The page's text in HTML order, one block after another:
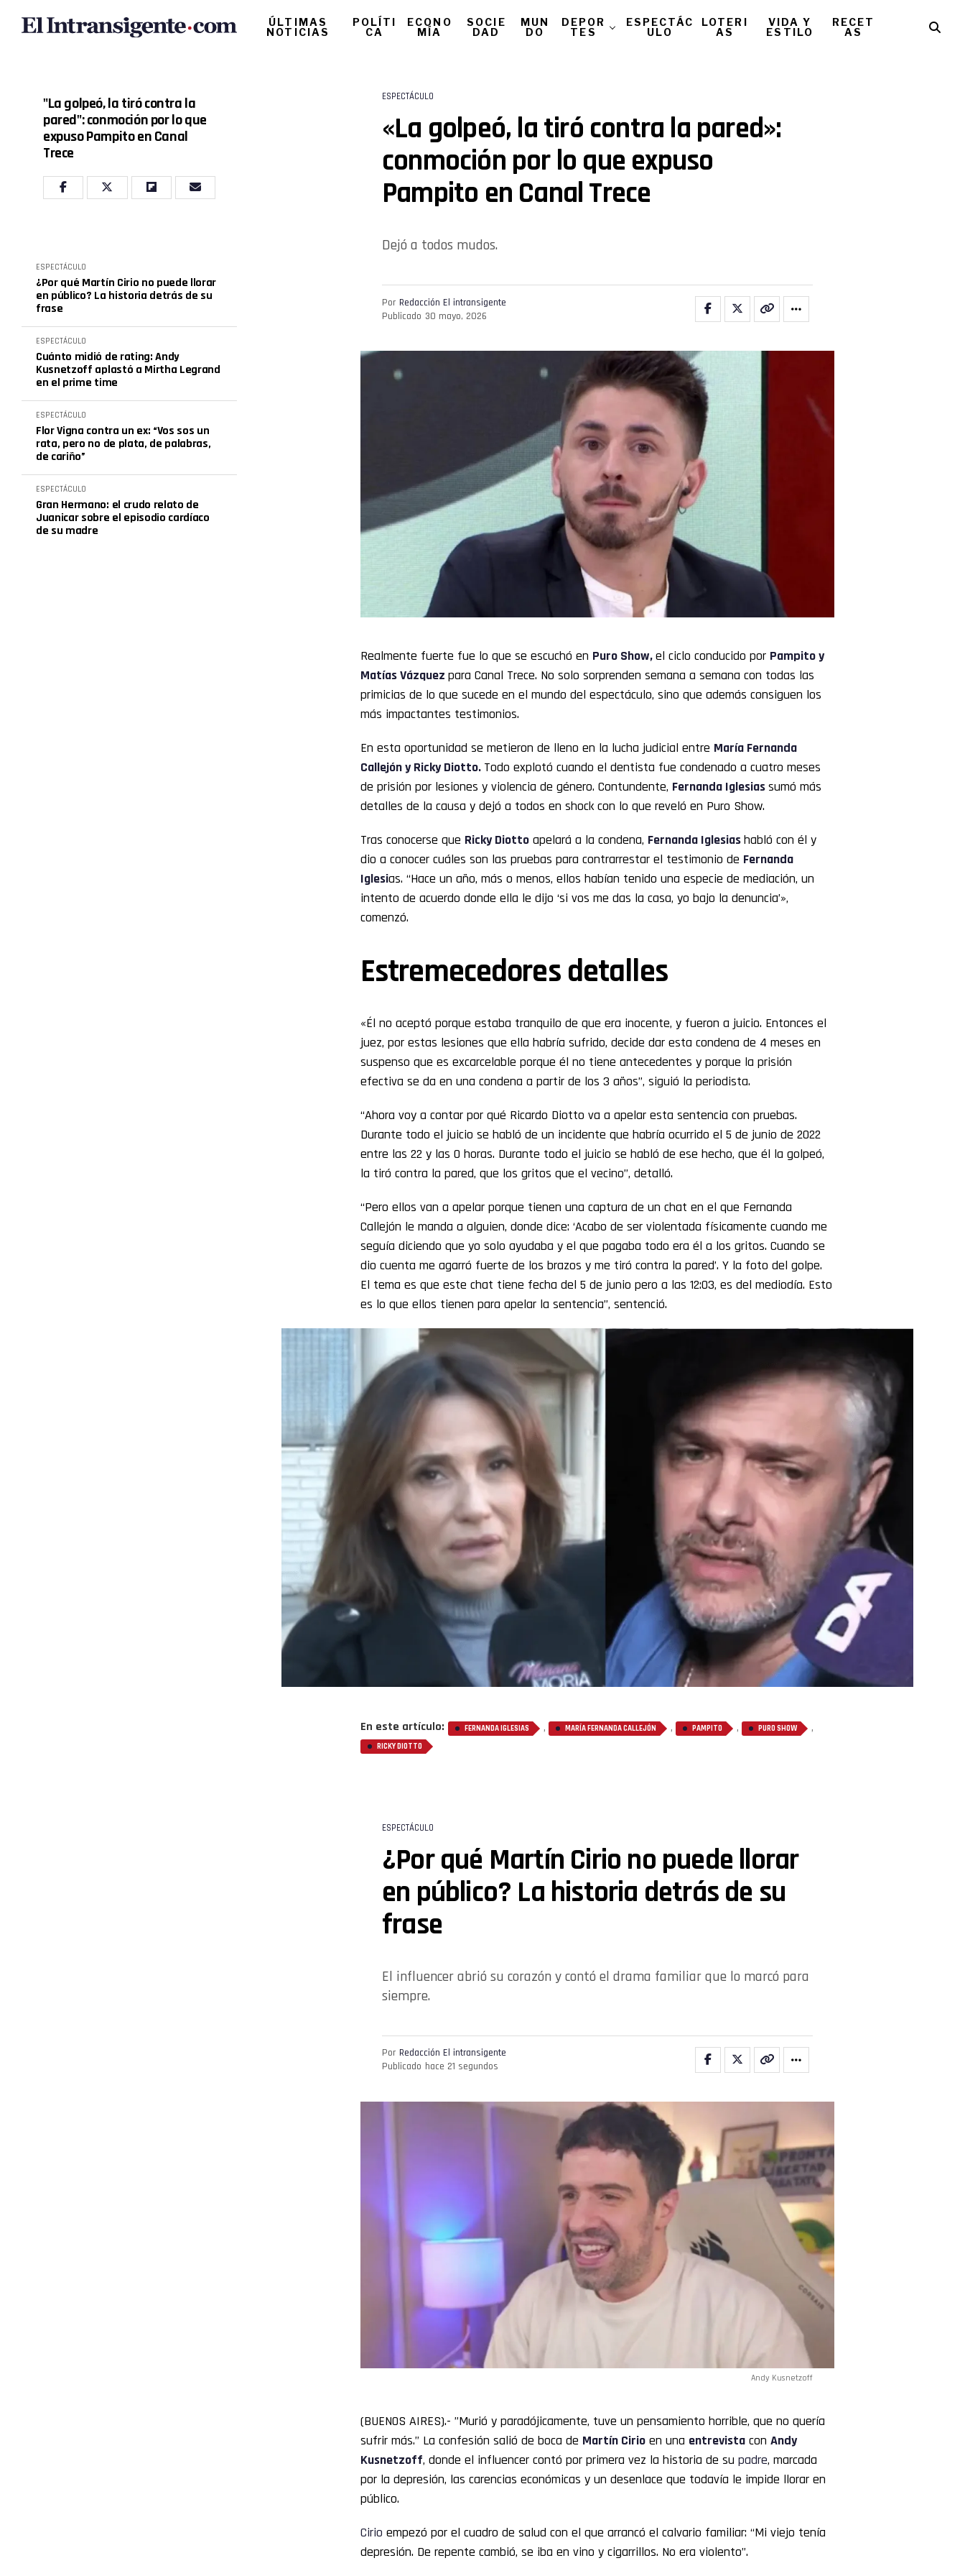
ÚLTIMAS
NOTICIAS
POLÍTI
CA
ECONO
MÍA
SOCIE
DAD
MUN
DO
DEPOR
TES
ESPECTÁC
ULO
LOTERI
AS
VIDA Y
ESTILO
RECET
AS
"La golpeó, la tiró contra la
pared": conmoción por lo que
expuso Pampito en Canal
Trece
ESPECTÁCULO
¿Por qué Martín Cirio no puede llorar
en público? La historia detrás de su
frase
ESPECTÁCULO
Cuánto midió de rating: Andy
Kusnetzoff aplastó a Mirtha Legrand
en el prime time
ESPECTÁCULO
Flor Vigna contra un ex: “Vos sos un
rata, pero no de plata, de palabras,
de cariño”
ESPECTÁCULO
Gran Hermano: el crudo relato de
Juanicar sobre el episodio cardíaco
de su madre
ESPECTÁCULO
«La golpeó, la tiró contra la pared»:
conmoción por lo que expuso
Pampito en Canal Trece
Dejó a todos mudos.
Por Redacción El intransigente
Publicado 30 mayo, 2026
Realmente fuerte fue lo que se escuchó en Puro Show,el ciclo conducido por Pampitoy
Matías Vázquez para Canal Trece. No solo sorprenden semana a semana con todas las
primicias de lo que sucede en el mundo del espectáculo, sino que además consiguen los
más impactantes testimonios.
En esta oportunidad se metieron de lleno en la lucha judicial entre María Fernanda
Callejóny Ricky Diotto. Todo explotó cuando el dentista fue condenado a cuatro meses
de prisión por lesiones y violencia de género. Contundente, Fernanda Iglesiassumó más
detalles de la causa y dejó a todos en shock con lo que reveló en Puro Show.
Tras conocerse que Ricky Diotto apelará a la condena, Fernanda Iglesiashabló con él y
dio a conocer cuáles son las pruebas para contrarrestar el testimonio de Fernanda
Iglesias. “Hace un año, más o menos, ellos habían tenido una especie de mediación, un
intento de acuerdo donde ella le dijo ‘si vos me das la casa, yo bajo la denuncia’»,
comenzó.
Estremecedores detalles
«Él no aceptó porque estaba tranquilo de que era inocente, y fueron a juicio. Entonces el
juez, por estas lesiones que ella habría sufrido, decide dar esta condena de 4 meses en
suspenso que es excarcelable porque él no tiene antecedentes y porque la prisión
efectiva se da en una condena a partir de los 3 años”, siguió la periodista.
“Ahora voy a contar por qué Ricardo Diotto va a apelar esta sentencia con pruebas.
Durante todo el juicio se habló de un incidente que habría ocurrido el 5 de junio de 2022
entre las 22 y las 0 horas. Durante todo el juicio se habló de ese hecho, que él la golpeó,
la tiró contra la pared, que los gritos que el vecino”, detalló.
“Pero ellos van a apelar porque tienen una captura de un chat en el que Fernanda
Callejón le manda a alguien, donde dice: ‘Acabo de ser violentada físicamente cuando me
seguía diciendo que yo solo ayudaba y el que pagaba todo era él a los gritos. Cuando se
dio cuenta me agarró fuerte de los brazos y me tiró contra la pared’. Y la foto del golpe.
El tema es que este chat tiene fecha del 5 de junio pero a las 12:03, es del mediodía. Esto
es lo que ellos tienen para apelar la sentencia”, sentenció.
En este artículo: FERNANDA IGLESIAS , MARÍA FERNANDA CALLEJÓN , PAMPITO , PURO SHOW ,
RICKY DIOTTO
ESPECTÁCULO
¿Por qué Martín Cirio no puede llorar
en público? La historia detrás de su
frase
El influencer abrió su corazón y contó el drama familiar que lo marcó para
siempre.
Por Redacción El intransigente
Publicado hace 21 segundos
Andy Kusnetzoff
(BUENOS AIRES).- ”Murió y paradójicamente, tuve un pensamiento horrible, que no quería
sufrir más.” La confesión salió de boca de Martín Cirio en una entrevista con Andy
Kusnetzoff, donde el influencer contó por primera vez la historia de su padre, marcada
por la depresión, las carencias económicas y un desenlace que todavía le impide llorar en
público.
Cirio empezó por el cuadro de salud con el que arrancó el calvario familiar: “Mi viejo tenía
depresión. De repente cambió, se iba en vino y cigarrillos. No era violento”.